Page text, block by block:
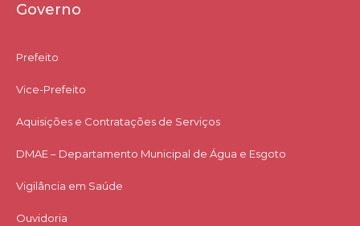
Governo
Prefeito
Vice-Prefeito
Aquisições e Contratações de Serviços​
DMAE – Departamento Municipal de Água e Esgoto
Vigilância em Saúde
Ouvidoria